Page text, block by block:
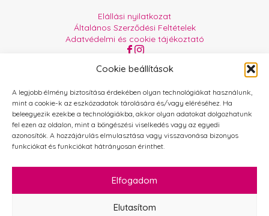
Cookie beállítások
A legjobb élmény biztosítása érdekében olyan technológiákat használunk,
mint a cookie-k az eszközadatok tárolására és/vagy eléréséhez. Ha
beleegyezik ezekbe a technológiákba, akkor olyan adatokat dolgozhatunk
fel ezen az oldalon, mint a böngészési viselkedés vagy az egyedi
azonosítók. A hozzájárulás elmulasztása vagy visszavonása bizonyos
funkciókat és funkciókat hátrányosan érinthet.
Elfogadom
Elutasítom
Elállási nyilatkozat
Általános Szerződési Feltételek
Adatvédelmi és cookie tájékoztató